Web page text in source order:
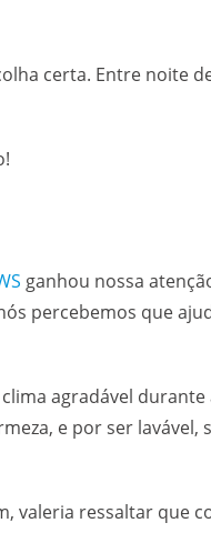
certa. Entre noite
ganhou nossa
percebemos que
agradável
e por ser lavável,
valeria ressaltar que